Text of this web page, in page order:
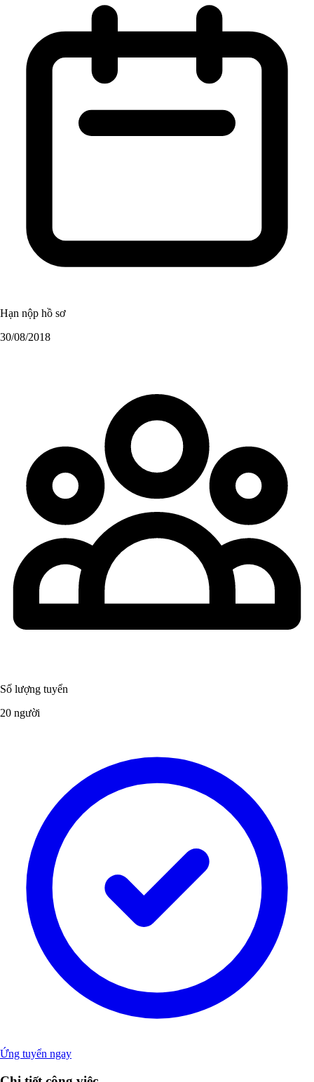
Hạn nộp hồ sơ
30/08/2018
Số lượng tuyển
20 người
Ứng tuyển ngay